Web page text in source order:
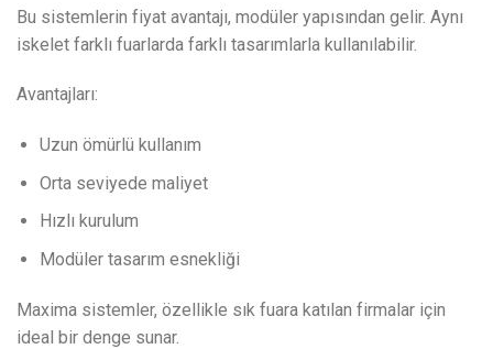
Bu sistemlerin fiyat avantajı, modüler yapısından gelir. Aynı
iskelet farklı fuarlarda farklı tasarımlarla kullanılabilir.
Avantajları:
Uzun ömürlü kullanım
Orta seviyede maliyet
Hızlı kurulum
Modüler tasarım esnekliği
Maxima sistemler, özellikle sık fuara katılan firmalar için
ideal bir denge sunar.